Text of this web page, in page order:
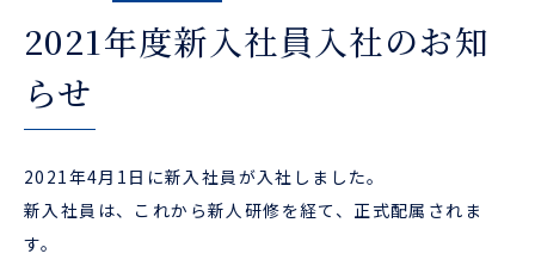
2021年度新入社員入社のお知
らせ
2021年4月1日に新入社員が入社しました。
新入社員は、これから新人研修を経て、正式配属されま
す。